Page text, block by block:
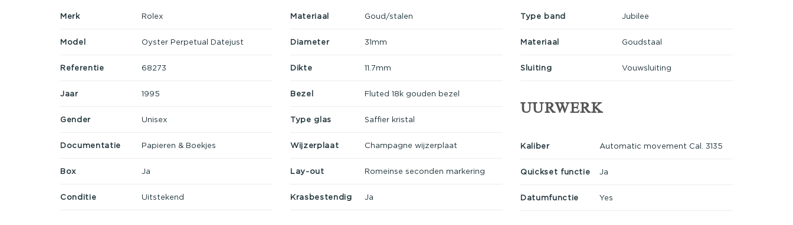
Merk Rolex
Model Oyster Perpetual Datejust
Referentie 68273
Jaar 1995
Gender Unisex
Documentatie Papieren & Boekjes
Box Ja
Conditie Uitstekend
Materiaal Goud/stalen
Diameter 31mm
Dikte 11.7mm
Bezel Fluted 18k gouden bezel
Type glas Saffier kristal
Wijzerplaat Champagne wijzerplaat
Lay-out Romeinse seconden markering
Krasbestendig Ja
Type band Jubilee
Materiaal Goudstaal
Sluiting Vouwsluiting
UURWERK
Kaliber Automatic movement Cal. 3135
Quickset functie Ja
Datumfunctie Yes